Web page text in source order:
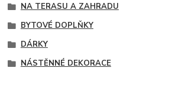
NA TERASU A ZAHRADU
BYTOVÉ DOPLŇKY
DÁRKY
NÁSTĚNNÉ DEKORACE